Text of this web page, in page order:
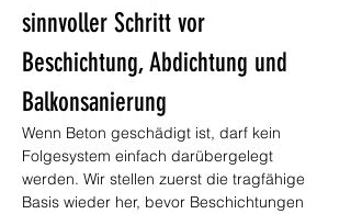
sinnvoller Schritt vor
Beschichtung, Abdichtung und
Balkonsanierung
Wenn Beton geschädigt ist, darf kein
Folgesystem einfach darübergelegt
werden. Wir stellen zuerst die tragfähige
Basis wieder her, bevor Beschichtungen